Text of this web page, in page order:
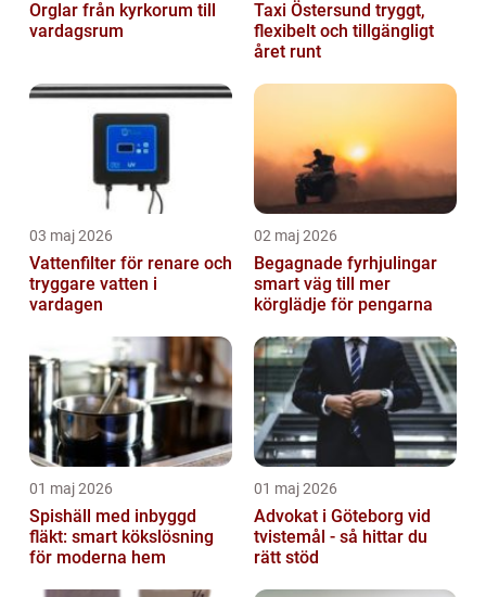
Orglar från kyrkorum till
vardagsrum
Taxi Östersund tryggt,
flexibelt och tillgängligt
året runt
03 maj 2026
Vattenfilter för renare och
tryggare vatten i
vardagen
02 maj 2026
Begagnade fyrhjulingar
smart väg till mer
körglädje för pengarna
01 maj 2026
Spishäll med inbyggd
fläkt: smart kökslösning
för moderna hem
01 maj 2026
Advokat i Göteborg vid
tvistemål - så hittar du
rätt stöd